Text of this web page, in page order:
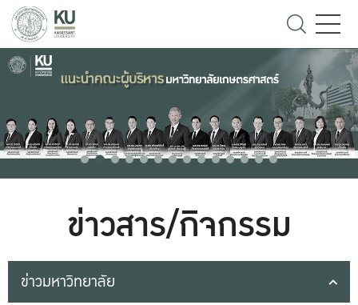
ข่าวสาร/กิจกรรม
ข่าวมหาวิทยาลัย